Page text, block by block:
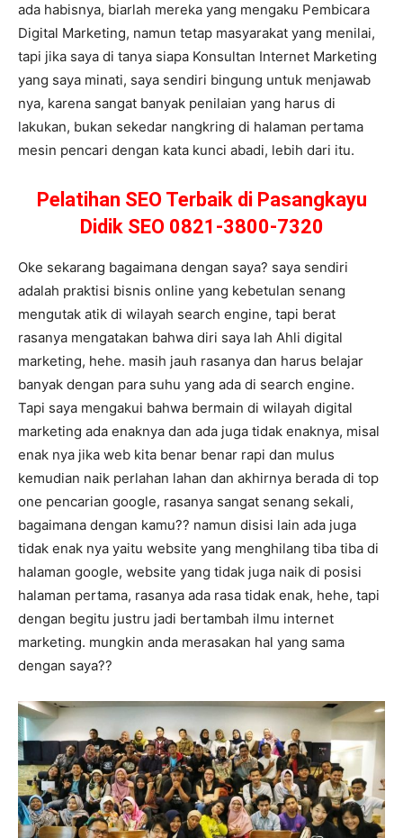
ada habisnya, biarlah mereka yang mengaku Pembicara
Digital Marketing, namun tetap masyarakat yang menilai,
tapi jika saya di tanya siapa Konsultan Internet Marketing
yang saya minati, saya sendiri bingung untuk menjawab
nya, karena sangat banyak penilaian yang harus di
lakukan, bukan sekedar nangkring di halaman pertama
mesin pencari dengan kata kunci abadi, lebih dari itu.
Pelatihan SEO Terbaik di Pasangkayu
Didik SEO 0821-3800-7320
Oke sekarang bagaimana dengan saya? saya sendiri
adalah praktisi bisnis online yang kebetulan senang
mengutak atik di wilayah search engine, tapi berat
rasanya mengatakan bahwa diri saya lah Ahli digital
marketing, hehe. masih jauh rasanya dan harus belajar
banyak dengan para suhu yang ada di search engine.
Tapi saya mengakui bahwa bermain di wilayah digital
marketing ada enaknya dan ada juga tidak enaknya, misal
enak nya jika web kita benar benar rapi dan mulus
kemudian naik perlahan lahan dan akhirnya berada di top
one pencarian google, rasanya sangat senang sekali,
bagaimana dengan kamu?? namun disisi lain ada juga
tidak enak nya yaitu website yang menghilang tiba tiba di
halaman google, website yang tidak juga naik di posisi
halaman pertama, rasanya ada rasa tidak enak, hehe, tapi
dengan begitu justru jadi bertambah ilmu internet
marketing. mungkin anda merasakan hal yang sama
dengan saya??